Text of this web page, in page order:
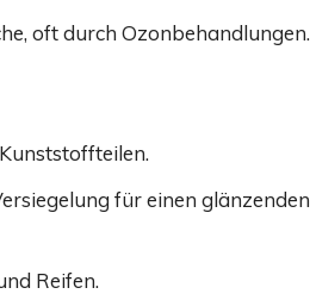
oft durch Ozonbehandlungen.
für einen glänzenden
Reifen.